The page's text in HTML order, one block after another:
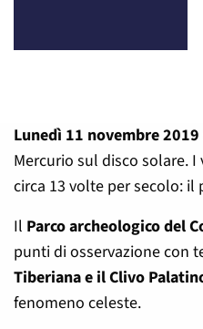
Lunedì 11 novembre 2019
Mercurio sul disco solare.
circa 13 volte per secolo: il
Il Parco archeologico del
punti di osservazione con
Tiberiana e il Clivo
fenomeno celeste.